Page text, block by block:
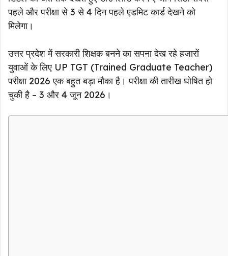
पहले और परीक्षा से 3 से 4 दिन पहले एडमिट कार्ड देखने को
मिलेगा।
उत्तर प्रदेश में सरकारी शिक्षक बनने का सपना देख रहे हजारों
युवाओं के लिए UP TGT (Trained Graduate Teacher)
परीक्षा 2026 एक बहुत बड़ा मौका है। परीक्षा की तारीख घोषित हो
चुकी है – 3 और 4 जून 2026।